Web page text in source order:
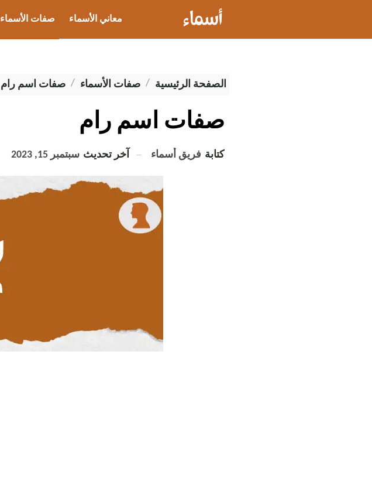
معاني الأسماء صفات الأسماء
الصفحة الرئيسية صفات الأسماء صفات اسم رام
صفات اسم رام
كتابة فريق أسماء آخر تحديث سبتمبر 15, 2023